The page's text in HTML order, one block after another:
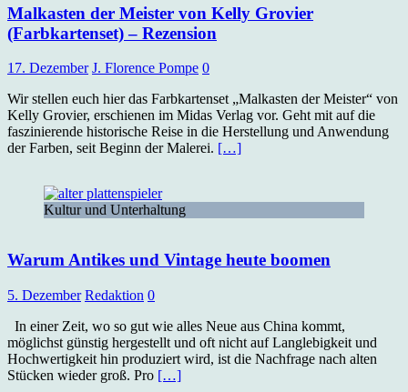
Malkasten der Meister von Kelly Grovier
(Farbkartenset) – Rezension
17. Dezember J. Florence Pompe 0
Wir stellen euch hier das Farbkartenset „Malkasten der Meister“ von
Kelly Grovier, erschienen im Midas Verlag vor. Geht mit auf die
faszinierende historische Reise in die Herstellung und Anwendung
der Farben, seit Beginn der Malerei. […]
Kultur und Unterhaltung
Warum Antikes und Vintage heute boomen
5. Dezember Redaktion 0
In einer Zeit, wo so gut wie alles Neue aus China kommt,
möglichst günstig hergestellt und oft nicht auf Langlebigkeit und
Hochwertigkeit hin produziert wird, ist die Nachfrage nach alten
Stücken wieder groß. Pro […]